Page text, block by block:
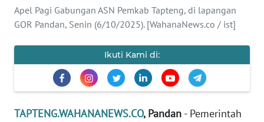
Apel Pagi Gabungan ASN Pemkab Tapteng, di lapangan
GOR Pandan, Senin (6/10/2025). [WahanaNews.co / ist]
Ikuti Kami di:
TAPTENG.WAHANANEWS.CO, Pandan - Pemerintah
KONTAK
KAMI
IKLAN
TENTANG